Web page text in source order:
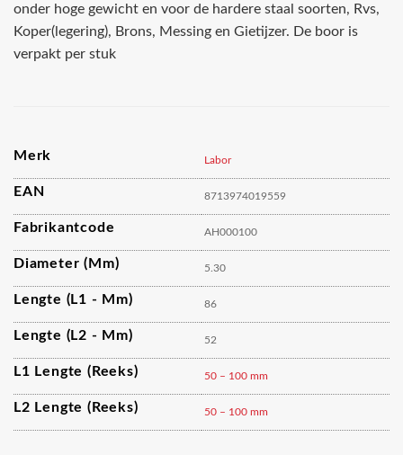
onder hoge gewicht en voor de hardere staal soorten, Rvs,
Koper(legering), Brons, Messing en Gietijzer. De boor is
verpakt per stuk
Merk Labor
EAN 8713974019559
Fabrikantcode AH000100
Diameter (mm) 5.30
Lengte (L1 - Mm) 86
Lengte (L2 - Mm) 52
L1 Lengte (reeks) 50 – 100 mm
L2 Lengte (reeks) 50 – 100 mm